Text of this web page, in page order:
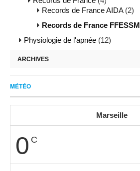
Records de France AIDA(2)
Records de France FFESSM
Physiologie de l'apnée (12)
ARCHIVES
MÉTÉO
Marseille
0 C